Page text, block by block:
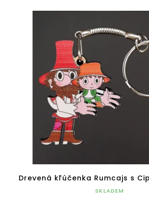
Drevená kľúčenka Rumcajs s
SKLADEM